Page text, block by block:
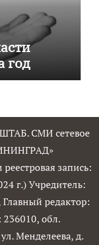
год
СМИ сетевое
запись:
г.) Учредитель:
редактор:
обл.
Менделеева, д.